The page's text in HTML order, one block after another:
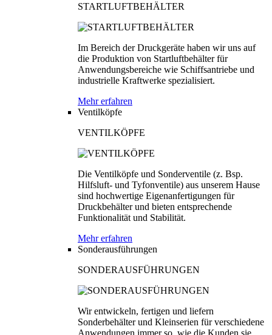
STARTLUFTBEHÄLTER
Im Bereich der Druckgeräte haben wir uns auf
die Produktion von Startluftbehälter für
Anwendungsbereiche wie Schiffsantriebe und
industrielle Kraftwerke spezialisiert.
Mehr erfahren
Ventilköpfe
VENTILKÖPFE
Die Ventilköpfe und Sonderventile (z. Bsp.
Hilfsluft- und Tyfonventile) aus unserem Hause
sind hochwertige Eigenanfertigungen für
Druckbehälter und bieten entsprechende
Funktionalität und Stabilität.
Mehr erfahren
Sonderausführungen
SONDERAUSFÜHRUNGEN
Wir entwickeln, fertigen und liefern
Sonderbehälter und Kleinserien für verschiedene
Anwendungen immer so, wie die Kunden sie